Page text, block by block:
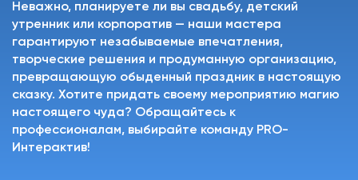
Неважно, планируете ли вы свадьбу, детский
утренник или корпоратив — наши мастера
гарантируют незабываемые впечатления,
творческие решения и продуманную организацию,
превращающую обыденный праздник в настоящую
сказку. Хотите придать своему мероприятию магию
настоящего чуда? Обращайтесь к
профессионалам, выбирайте команду PRO-
Интерактив!